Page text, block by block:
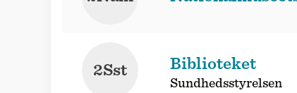
2Sst Biblioteket
Sundhedsstyrelsen